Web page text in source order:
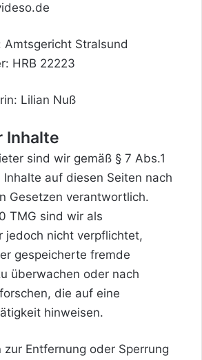
Amtsgericht Stralsund
HRB 22223
Lilian Nuß
Inhalte
sind wir gemäß § 7 Abs.1
Inhalte auf diesen Seiten nach
Gesetzen verantwortlich.
TMG sind wir als
jedoch nicht verpflichtet,
gespeicherte fremde
überwachen oder nach
die auf eine
hinweisen.
Entfernung oder Sperrung